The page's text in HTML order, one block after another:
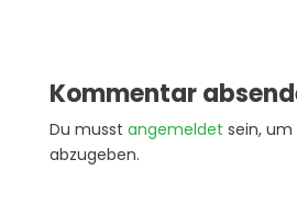
Kommentar
Du musst angemeldet sein,
abzugeben.